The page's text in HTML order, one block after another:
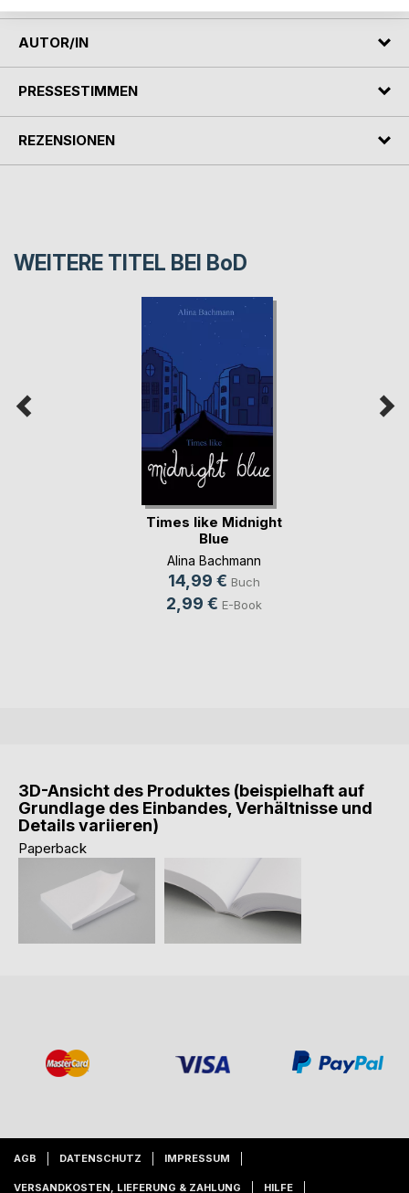
AUTOR/IN
PRESSESTIMMEN
REZENSIONEN
WEITERE TITEL BEI BoD
Times like Midnight
Blue
Alina Bachmann
14,99 € Buch
2,99 € E-Book
3D-Ansicht des Produktes (beispielhaft auf
Grundlage des Einbandes, Verhältnisse und
Details variieren)
Paperback
AGB DATENSCHUTZ IMPRESSUM
VERSANDKOSTEN, LIEFERUNG & ZAHLUNG HILFE